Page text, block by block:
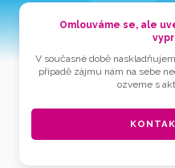
Omlouváme se, ale
V současné době
případě zájmu nám na sebe
ozveme s